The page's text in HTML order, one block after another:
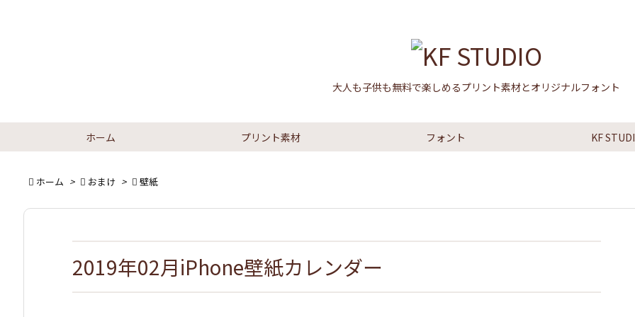
大人も子供も無料で楽しめるプリント素材とオリジナルフォント
ホーム プリント素材 フォント KF
 ホーム >  おまけ >  壁紙
2019年02月iPhone壁紙カレンダー